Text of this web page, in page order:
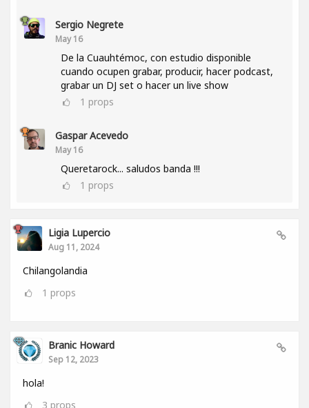
Sergio Negrete
May 16
De la Cuauhtémoc, con estudio disponible
cuando ocupen grabar, producir, hacer podcast,
grabar un DJ set o hacer un live show
1 props
Gaspar Acevedo
May 16
Queretarock... saludos banda !!!
1 props
Ligia Lupercio
Aug 11, 2024
Chilangolandia
1 props
Branic Howard
Sep 12, 2023
hola!
3 props